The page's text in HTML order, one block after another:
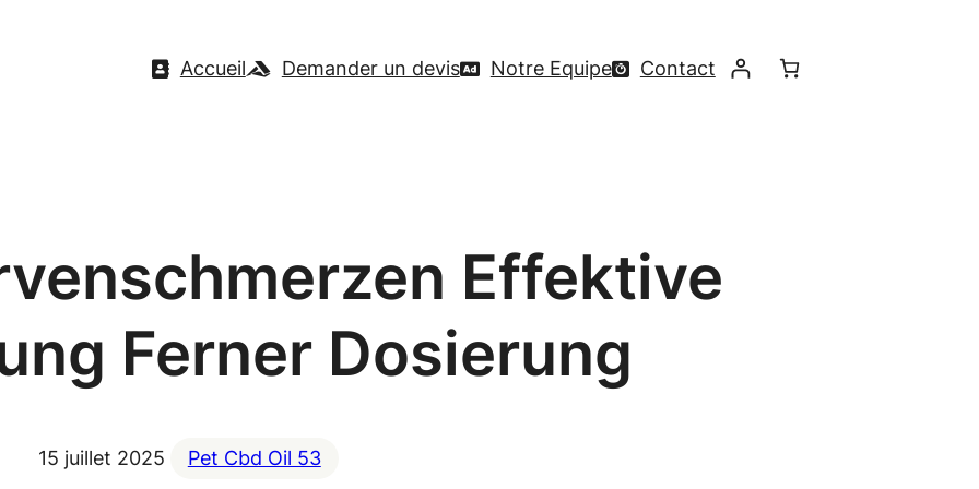
Accueil Demander un devis Notre Equipe Contact
Effektive
Ferner Dosierung
15 juillet 2025 Pet Cbd Oil 53